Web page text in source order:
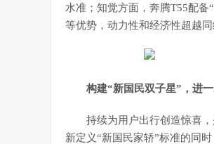
水准；知觉方面，奔腾T55配
等优势，动力性和经济性超越
构建“新国民双子星”，进
持续为用户出行创造惊喜
新定义“新国民家轿”标准的同